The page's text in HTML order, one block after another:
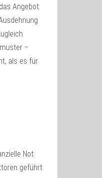
Angebot.
–
als es für
Not
geführt